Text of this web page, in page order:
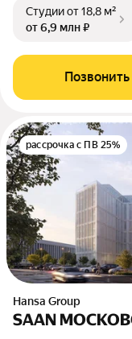
Студииот 18,8 м²
от 6,9 млн ₽
Позвонить
рассрочка с ПВ 25%
Hansa Group
SAAN